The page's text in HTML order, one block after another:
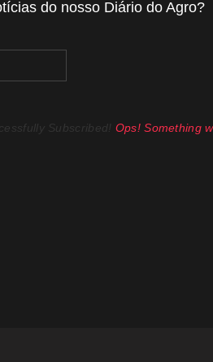
do nosso Diário do Agro?
Subscribed! Ops! Something